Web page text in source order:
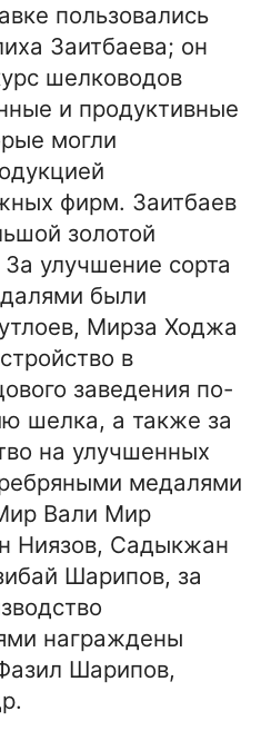
пользовались
Заитбаева; он
шелководов
и продуктивные
могли
фирм. Заитбаев
золотой
улучшение сорта
были
Мирза Ходжа
в
заведения по-
шелка, а также за
на улучшенных
медалями
Вали Мир
Ниязов, Садыкжан
Шарипов, за
награждены
Шарипов,